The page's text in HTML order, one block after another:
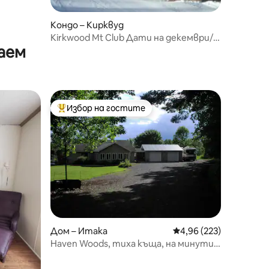
Кондо – Кирквуд
Kirkwood Mt Club Дати на декември/
Най-популярен избор на гостите
Избор на гостите
Дом – Итака Средна оценка: 4,96
4,96 (223)
Haven Woods, тиха къща, на минути